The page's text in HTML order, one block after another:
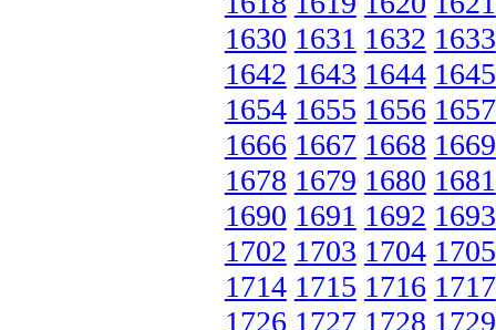
1630 1631 1632 1633
1642 1643 1644 1645
1654 1655 1656 1657
1666 1667 1668 1669
1678 1679 1680 1681
1690 1691 1692 1693
1702 1703 1704 1705
1714 1715 1716 1717
1726 1727 1728 1729